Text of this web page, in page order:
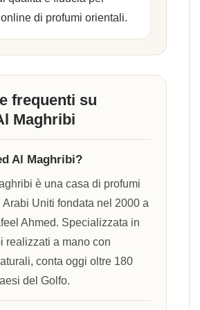
online di profumi orientali.
frequenti su
Maghribi
Al Maghribi?
è una casa di profumi
Uniti fondata nel 2000 a
Ahmed. Specializzata in
realizzati a mano con
conta oggi oltre 180
del Golfo.